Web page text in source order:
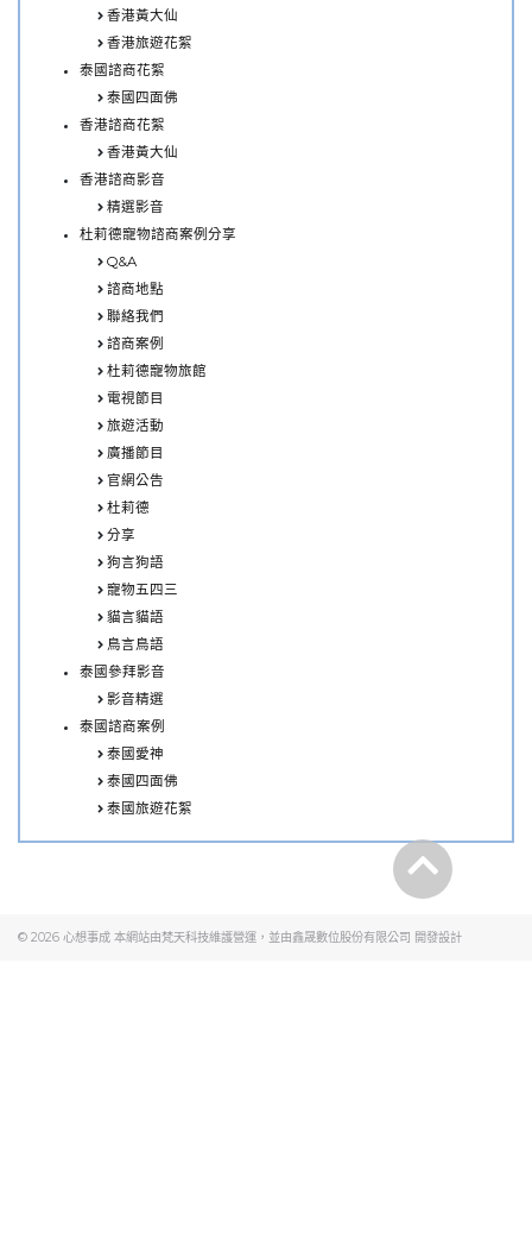
香港黃大仙
香港旅遊花絮
泰國諮商花絮
泰國四面佛
香港諮商花絮
香港黃大仙
香港諮商影音
精選影音
杜莉德寵物諮商案例分享
Q&A
諮商地點
聯絡我們
諮商案例
杜莉德寵物旅館
電視節目
旅遊活動
廣播節目
官網公告
杜莉德
分享
狗言狗語
寵物五四三
貓言貓語
鳥言鳥語
泰國參拜影音
影音精選
泰國諮商案例
泰國愛神
泰國四面佛
泰國旅遊花絮
© 2026 心想事成 本網站由梵天科技維護營運，並由鑫晟數位股份有限公司 開發設計